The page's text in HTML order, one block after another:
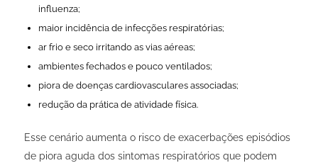
influenza;
maior incidência de infecções respiratórias;
ar frio e seco irritando as vias aéreas;
ambientes fechados e pouco ventilados;
piora de doenças cardiovasculares associadas;
redução da prática de atividade física.
Esse cenário aumenta o risco de exacerbações episódios
de piora aguda dos sintomas respiratórios que podem